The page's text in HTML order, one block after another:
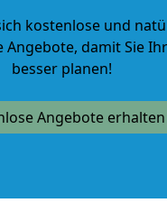
kostenlose und
Angebote, damit Sie
besser planen!
Angebote erhalten